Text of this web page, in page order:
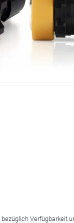
bezüglich Verfügbarkeit